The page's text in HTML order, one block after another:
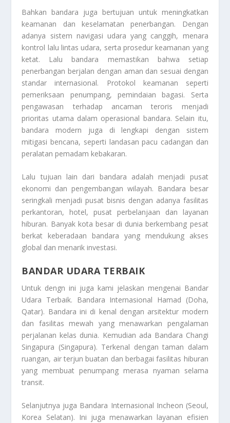
Bahkan bandara juga bertujuan untuk meningkatkan
keamanan dan keselamatan penerbangan. Dengan
adanya sistem navigasi udara yang canggih, menara
kontrol lalu lintas udara, serta prosedur keamanan yang
ketat. Lalu bandara memastikan bahwa setiap
penerbangan berjalan dengan aman dan sesuai dengan
standar internasional. Protokol keamanan seperti
pemeriksaan penumpang, pemindaian bagasi. Serta
pengawasan terhadap ancaman teroris menjadi
prioritas utama dalam operasional bandara. Selain itu,
bandara modern juga di lengkapi dengan sistem
mitigasi bencana, seperti landasan pacu cadangan dan
peralatan pemadam kebakaran.
Lalu tujuan lain dari bandara adalah menjadi pusat
ekonomi dan pengembangan wilayah. Bandara besar
seringkali menjadi pusat bisnis dengan adanya fasilitas
perkantoran, hotel, pusat perbelanjaan dan layanan
hiburan. Banyak kota besar di dunia berkembang pesat
berkat keberadaan bandara yang mendukung akses
global dan menarik investasi.
BANDAR UDARA TERBAIK
Untuk dengn ini juga kami jelaskan mengenai Bandar
Udara Terbaik. Bandara Internasional Hamad (Doha,
Qatar). Bandara ini di kenal dengan arsitektur modern
dan fasilitas mewah yang menawarkan pengalaman
perjalanan kelas dunia. Kemudian ada Bandara Changi
Singapura (Singapura). Terkenal dengan taman dalam
ruangan, air terjun buatan dan berbagai fasilitas hiburan
yang membuat penumpang merasa nyaman selama
transit.
Selanjutnya juga Bandara Internasional Incheon (Seoul,
Korea Selatan). Ini juga menawarkan layanan efisien